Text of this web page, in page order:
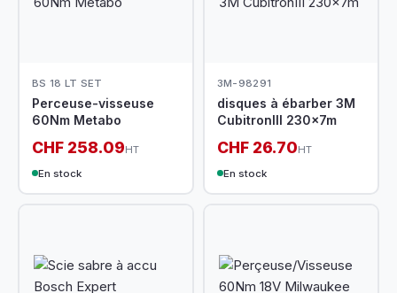
BS 18 LT SET
Perceuse-visseuse
60Nm Metabo
CHF 258.09HT
En stock
3M-98291
disques à ébarber 3M
CubitronIII 230x7m
CHF 26.70HT
En stock